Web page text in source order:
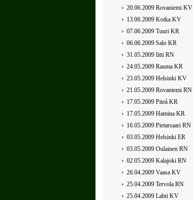
20.06.2009 Rovaniemi KV
13.06.2009 Kotka KV
07.06.2009 Tuuri KR
06.06.2009 Salo KR
31.05.2009 Iitti RN
24.05.2009 Rauma KR
23.05.2009 Helsinki KV
21.05.2009 Rovaniemi RN
17.05.2009 Piteå KR
17.05.2009 Hamina KR
16.05.2009 Pietarsaari RN
03.05.2009 Helsinki ER
03.05.2009 Oulainen RN
02.05.2009 Kalajoki RN
26.04.2009 Vaasa KV
25.04.2009 Tervola RN
25.04.2009 Lahti KV